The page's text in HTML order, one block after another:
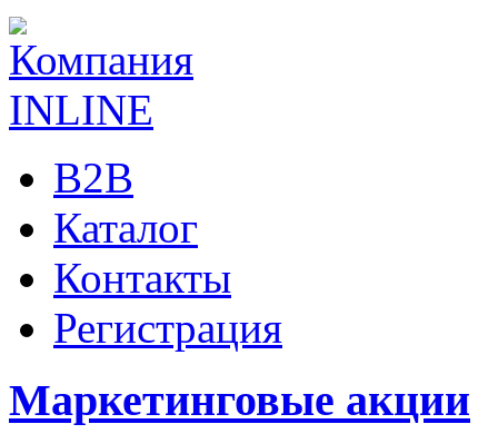
B2B
Каталог
Контакты
Регистрация
Маркетинговые акции